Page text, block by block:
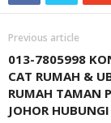
Previous article
013-7805998
CAT RUMAH &
RUMAH TAMAN
JOHOR